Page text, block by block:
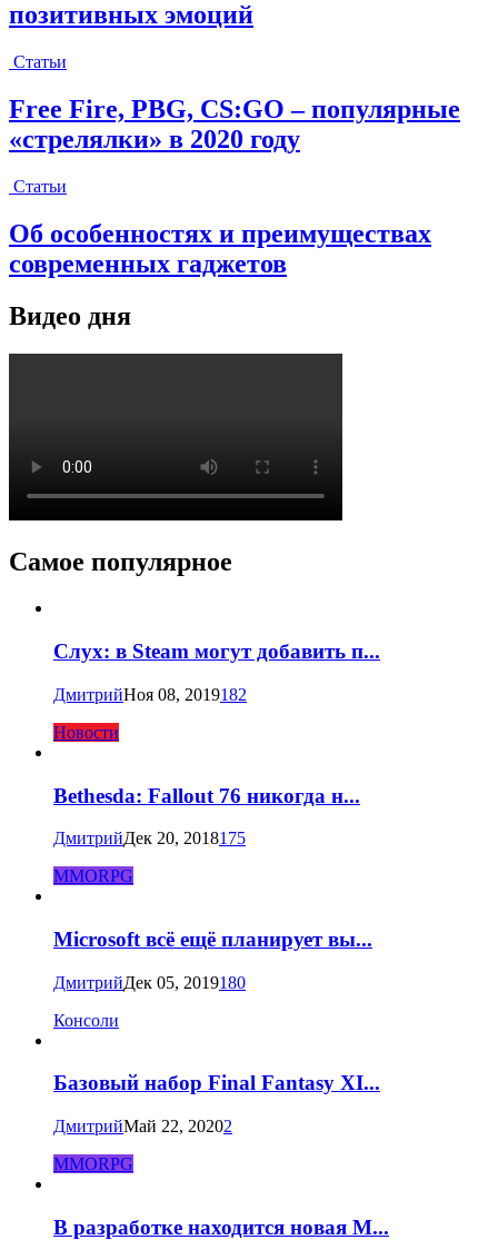
позитивных эмоций
Статьи
Free Fire, PBG, CS:GO – популярные
«стрелялки» в 2020 году
Статьи
Об особенностях и преимуществах
современных гаджетов
Видео дня
Самое популярное
Слух: в Steam могут добавить п...
ДмитрийНоя 08, 2019182
Новости
Bethesda: Fallout 76 никогда н...
ДмитрийДек 20, 2018175
MMORPG
Microsoft всё ещё планирует вы...
ДмитрийДек 05, 2019180
Консоли
Базовый набор Final Fantasy XI...
ДмитрийМай 22, 20202
MMORPG
В разработке находится новая M...